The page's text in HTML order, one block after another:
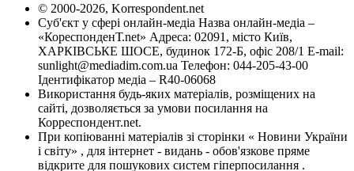
© 2000-2026, Korrespondent.net
Суб'єкт у сфері онлайн-медіа Назва онлайн-медіа –
«КореспонденТ.net» Адреса: 02091, місто Київ,
ХАРКІВСЬКЕ ШОСЕ, будинок 172-Б, офіс 208/1 E-mail:
sunlight@mediadim.com.ua Телефон: 044-205-43-00
Ідентифікатор медіа – R40-06068
Використання будь-яких матеріалів, розміщених на
сайті, дозволяється за умови посилання на
Корреспондент.net.
При копіюванні матеріалів зі сторінки « Новини України
і світу» , для інтернет - видань - обов'язкове пряме
відкрите для пошукових систем гіперпосилання .